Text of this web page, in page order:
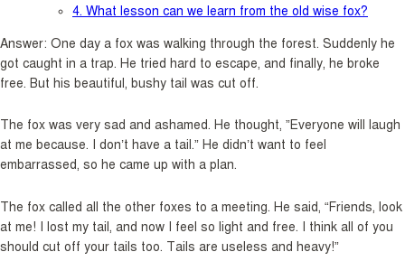
4. What lesson can we learn from the old wise fox?
Answer: One day a fox was walking through the forest. Suddenly he
got caught in a trap. He tried hard to escape, and finally, he broke
free. But his beautiful, bushy tail was cut off.
The fox was very sad and ashamed. He thought, ”Everyone will laugh
at me because. I don’t have a tail.” He didn’t want to feel
embarrassed, so he came up with a plan.
The fox called all the other foxes to a meeting. He said, “Friends, look
at me! I lost my tail, and now I feel so light and free. I think all of you
should cut off your tails too. Tails are useless and heavy!”